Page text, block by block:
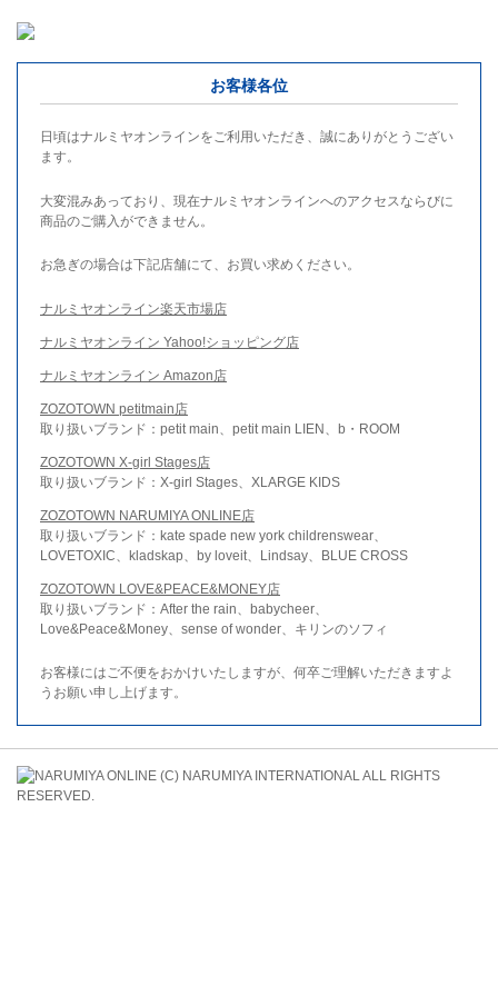
お客様各位
日頃はナルミヤオンラインをご利用いただき、誠にありがとうござい
ます。
大変混みあっており、現在ナルミヤオンラインへのアクセスならびに
商品のご購入ができません。
お急ぎの場合は下記店舗にて、お買い求めください。
ナルミヤオンライン楽天市場店
ナルミヤオンライン Yahoo!ショッピング店
ナルミヤオンライン Amazon店
ZOZOTOWN petitmain店
取り扱いブランド：petit main、petit main LIEN、b・ROOM
ZOZOTOWN X-girl Stages店
取り扱いブランド：X-girl Stages、XLARGE KIDS
ZOZOTOWN NARUMIYA ONLINE店
取り扱いブランド：kate spade new york childrenswear、
LOVETOXIC、kladskap、by loveit、Lindsay、BLUE CROSS
ZOZOTOWN LOVE&PEACE&MONEY店
取り扱いブランド：After the rain、babycheer、
Love&Peace&Money、sense of wonder、キリンのソフィ
お客様にはご不便をおかけいたしますが、何卒ご理解いただきますよ
うお願い申し上げます。